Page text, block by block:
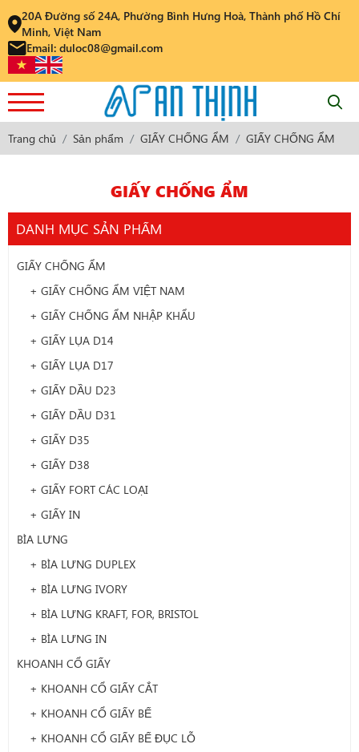
20A Đường số 24A, Phường Bình Hưng Hoà, Thành phố Hồ Chí
Minh, Việt Nam
Email: duloc08@gmail.com
Trang chủ Sản phẩm GIẤY CHỐNG ẨM GIẤY CHỐNG ẨM
GIẤY CHỐNG ẨM
DANH MỤC SẢN PHẨM
GIẤY CHỐNG ẨM
+ GIẤY CHỐNG ẨM VIỆT NAM
+ GIẤY CHỐNG ẨM NHẬP KHẨU
+ GIẤY LỤA D14
+ GIẤY LỤA D17
+ GIẤY DẦU D23
+ GIẤY DẦU D31
+ GIẤY D35
+ GIẤY D38
+ GIẤY FORT CÁC LOẠI
+ GIẤY IN
BÌA LƯNG
+ BÌA LƯNG DUPLEX
+ BÌA LƯNG IVORY
+ BÌA LƯNG KRAFT, FOR, BRISTOL
+ BÌA LƯNG IN
KHOANH CỔ GIẤY
+ KHOANH CỔ GIẤY CẮT
+ KHOANH CỔ GIẤY BẾ
+ KHOANH CỔ GIẤY BẾ ĐỤC LỖ